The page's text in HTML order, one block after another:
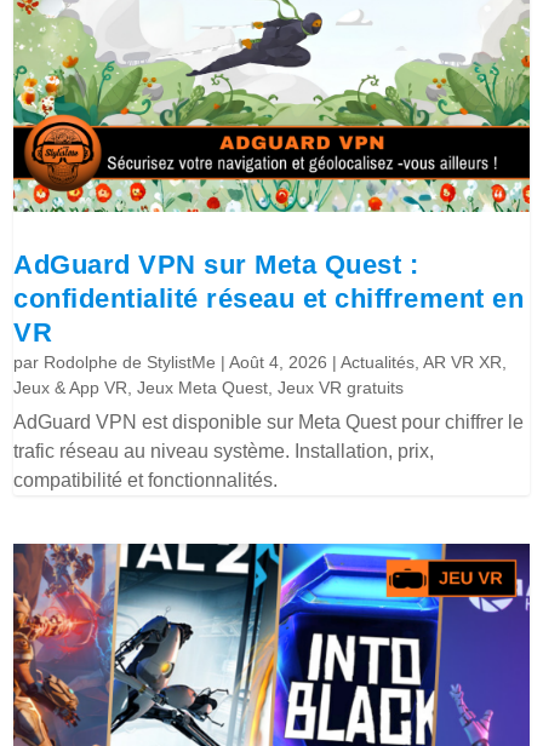
AdGuard VPN sur Meta Quest :
confidentialité réseau et chiffrement en
VR
par Rodolphe de StylistMe |Août 4, 2026 |Actualités ,AR VR XR
Jeux & App VR ,Jeux Meta Quest ,Jeux VR gratuits
AdGuard VPN est disponible sur Meta Quest pour chiffrer le
trafic réseau au niveau système. Installation, prix,
compatibilité et fonctionnalités.